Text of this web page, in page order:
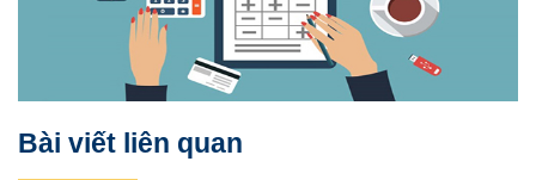
Bài viết liên quan